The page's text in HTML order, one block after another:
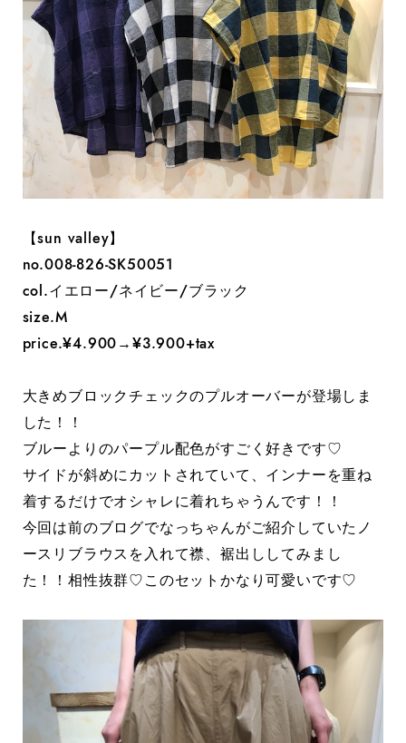
【sun valley】
no.008-826-SK50051
col.イエロー/ネイビー/ブラック
size.M
price.¥4.900→¥3.900+tax
大きめブロックチェックのプルオーバーが登場しま
した！！
ブルーよりのパープル配色がすごく好きです♡
サイドが斜めにカットされていて、インナーを重ね
着するだけでオシャレに着れちゃうんです！！
今回は前のブログでなっちゃんがご紹介していたノ
ースリブラウスを入れて襟、裾出ししてみまし
た！！相性抜群♡このセットかなり可愛いです♡